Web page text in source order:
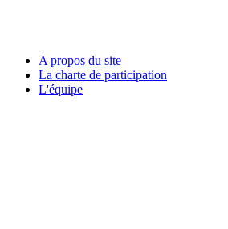
A propos du site
La charte de participation
L'équipe